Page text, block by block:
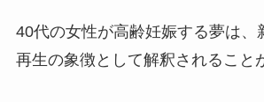
40代の女性が高齢妊娠する夢は、
再生の象徴として解釈されること